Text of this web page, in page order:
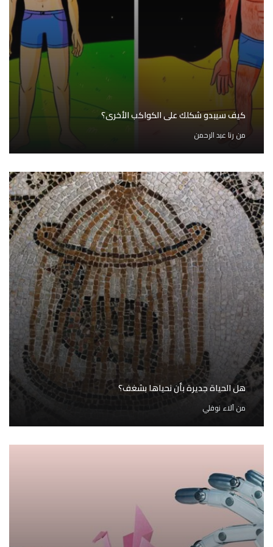
كيف سيبدو شكلك على الكواكب الأخرى؟
من رنا عبد الرحمن
هل الحياة جديرة بأن نحياها بشغف؟
منآلاء نوفلي